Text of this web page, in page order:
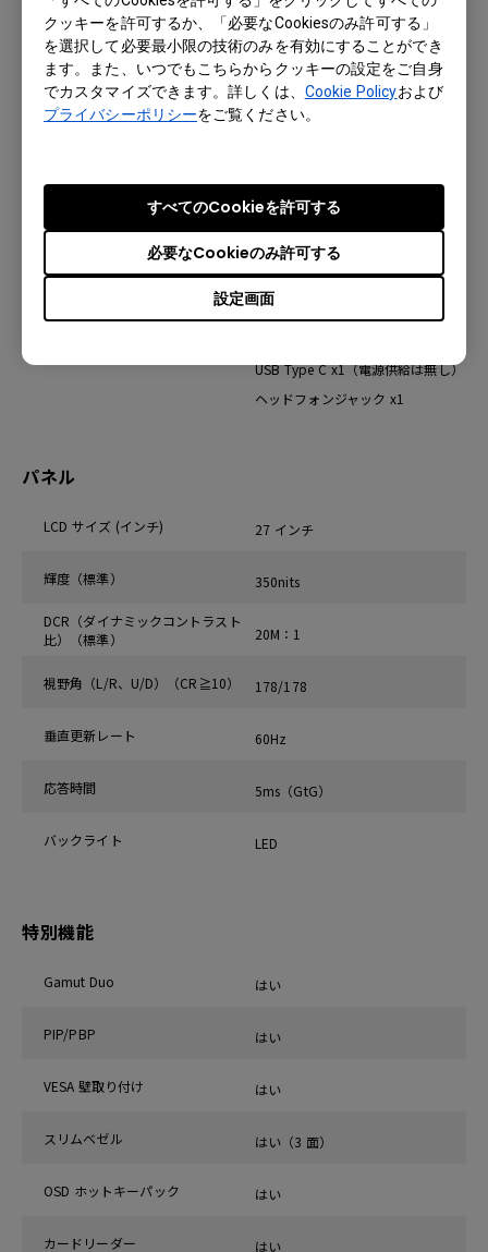
クッキーを許可するか、「必要なCookiesのみ許可する」
を選択して必要最小限の技術のみを有効にすることができ
ます。また、いつでもこちらからクッキーの設定をご自身
でカスタマイズできます。詳しくは、 Cookie Policyおよび
プライバシーポリシーをご覧ください。
設定画面
必要なCookieのみ許可する
すべてのCookieを許可する
特徴機能
VESAマウント ○
45° / 45°
入出力端子
HDMI2.0 x2
USB Type C x1（電源供給は無し）
ヘッドフォンジャック x1
パネル
LCD サイズ (インチ) 27 インチ
輝度（標準） 350nits
DCR（ダイナミックコントラスト
比）（標準）
20M：1
視野角（L/R、U/D）（CR≧10） 178/178
垂直更新レート 60Hz
応答時間 5ms（GtG）
バックライト LED
特別機能
Gamut Duo はい
PIP/PBP はい
VESA 壁取り付け はい
スリムベゼル はい（3 面）
OSD ホットキーパック はい
カードリーダー はい